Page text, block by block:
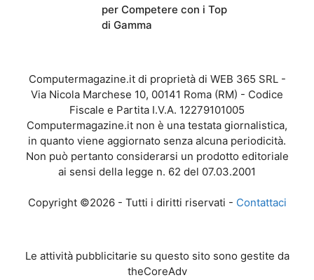
per Competere con i Top
di Gamma
Computermagazine.it di proprietà di WEB 365 SRL -
Via Nicola Marchese 10, 00141 Roma (RM) - Codice
Fiscale e Partita I.V.A. 12279101005
Computermagazine.it non è una testata giornalistica,
in quanto viene aggiornato senza alcuna periodicità.
Non può pertanto considerarsi un prodotto editoriale
ai sensi della legge n. 62 del 07.03.2001
Copyright ©2026 - Tutti i diritti riservati - Contattaci
Le attività pubblicitarie su questo sito sono gestite da
theCoreAdv